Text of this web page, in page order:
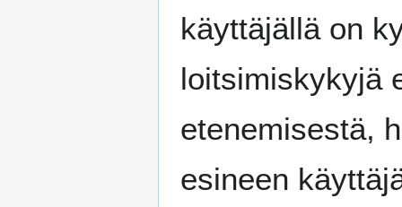
käyttäjällä on
loitsimiskykyjä
etenemisestä,
esineen